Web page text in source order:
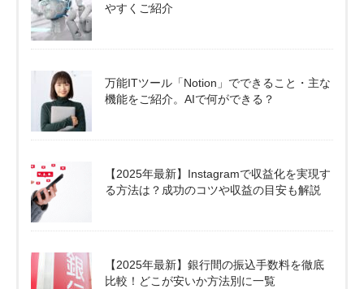
やすくご紹介
万能ITツール「Notion」でできること・主な
機能をご紹介。AIで何ができる？
【2025年最新】Instagramで収益化を実現す
る方法は？成功のコツや収益の目安も解説
【2025年最新】銀行間の振込手数料を徹底
比較！どこが安いか方法別に一覧